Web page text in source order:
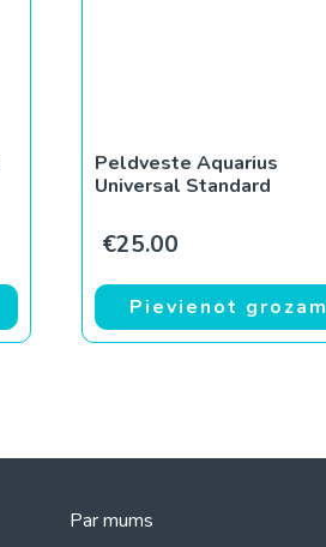
Peldveste Aquarius
Universal Standard
€25.00
Pievienot grozam
Par mums